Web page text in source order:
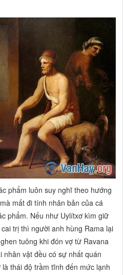
phẩm luôn suy nghĩ theo hướng
mất đi tính nhân bản của cá
phẩm. Nếu như Uylítxơ kìm giữ
trị thì người anh hùng Rama lại
tuông khi đón vợ từ Ravana
vật đều có sự nhất quán
thái độ trầm tĩnh đến mức lạnh